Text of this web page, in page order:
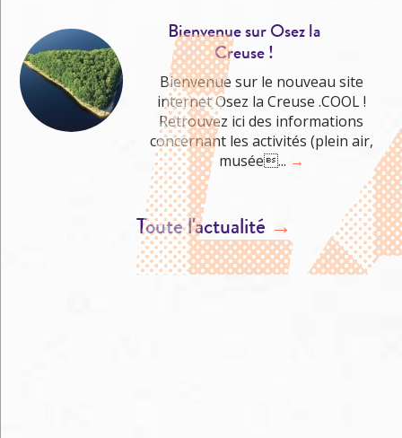
Bienvenue sur Osez la
Creuse !
Bienvenue sur le nouveau site
internet Osez la Creuse .COOL !
Retrouvez ici des informations
concernant les activités (plein air,
musée... →
Toute l'actualité →